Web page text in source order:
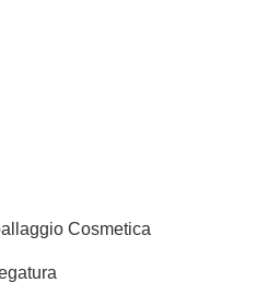
Cosmetica